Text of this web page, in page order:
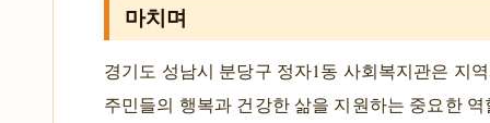
마치며
경기도 성남시 분당구 정자1동 사회복지관은 지
주민들의 행복과 건강한 삶을 지원하는 중요한